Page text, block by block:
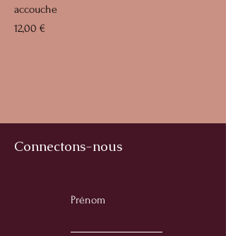
accouche
Prix
12,00 €
Connectons-nous
Prénom